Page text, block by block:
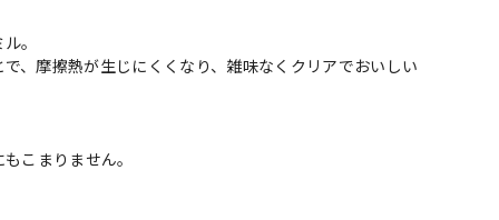
。
、摩擦熱が生じにくくなり、雑味なくクリアでおいしい
こまりません。